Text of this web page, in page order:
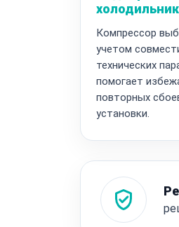
Компрессор
учетом
технических
помогает
повторных
установки.